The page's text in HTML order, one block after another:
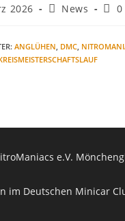
2026
Beitrags-
News
: ANGLÜHEN DMC
e.V.
im Deutschen Minicar